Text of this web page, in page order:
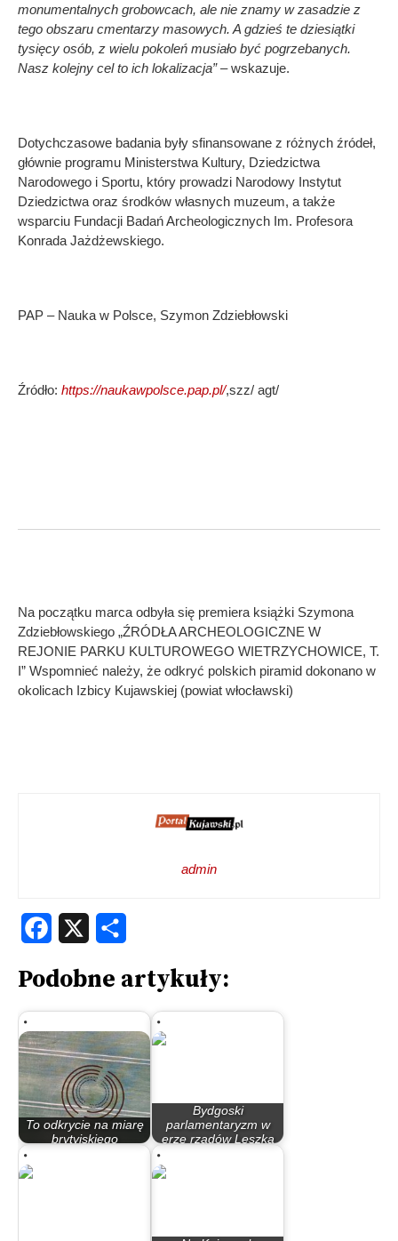
monumentalnych grobowcach, ale nie znamy w zasadzie z
tego obszaru cmentarzy masowych. A gdzieś te dziesiątki
tysięcy osób, z wielu pokoleń musiało być pogrzebanych.
Nasz kolejny cel to ich lokalizacja” –wskazuje.
Dotychczasowe badania były sfinansowane z różnych źródeł,
głównie programu Ministerstwa Kultury, Dziedzictwa
Narodowego i Sportu, który prowadzi Narodowy Instytut
Dziedzictwa oraz środków własnych muzeum, a także
wsparciu Fundacji Badań Archeologicznych Im. Profesora
Konrada Jażdżewskiego.
PAP – Nauka w Polsce, Szymon Zdziebłowski
Źródło: https://naukawpolsce.pap.pl/,szz/ agt/
Na początku marca odbyła się premiera książki Szymona
Zdziebłowskiego „ŹRÓDŁA ARCHEOLOGICZNE W
REJONIE PARKU KULTUROWEGO WIETRZYCHOWICE, T.
I” Wspomnieć należy, że odkryć polskich piramid dokonano w
okolicach Izbicy Kujawskiej (powiat włocławski)
admin
Facebook
Podobne artykuły:
To odkrycie na miarę
brytyjskiego
Bydgoski
parlamentaryzm w
erze rządów Leszka